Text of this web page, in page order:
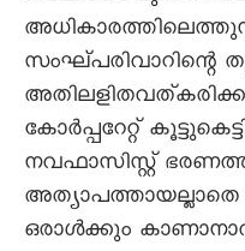
സംഘ്പരിവാറിന്റെ
കോർപ്പറേറ്റ്
നവഫാസിസ്റ്റ്
ഒരാൾക്കും